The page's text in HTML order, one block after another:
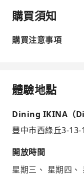
購買須知
購買注意事項
體驗地點
Dining IKINA（
豐中市西綠丘3-
開放時間
星期三、 星期四、